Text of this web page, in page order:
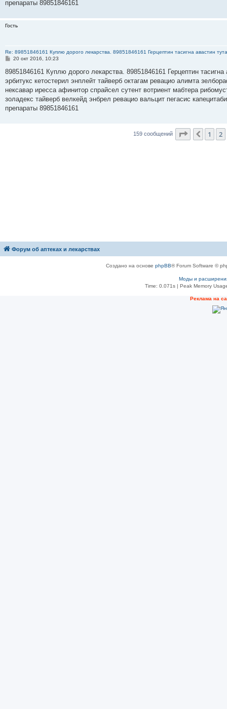
е
препараты 89851846161
Гость
Re: 89851846161 Куплю дорого лекарства. 89851846161 Герцептин тасигна авастин
С
о
щ
е
и
е
20 окт 2016, 10:23
89851846161 Куплю дорого лекарства. 89851846161 Герцептин
эрбитукс кетостерил энплейт тайверб октагам ревацио алимта
нексавар иресса афинитор спрайсел сутент вотриент мабтера
золадекс тайверб велкейд энбрел ревацио вальцит пегасис
препараты 89851846161
159 сообщений Страница
Пред.
1 2
Форум об аптеках и лекарствах
Создано на основе phpBB® Forum Software ©
Моды и
Time: 0.071s| Peak Memory
Рeклама на